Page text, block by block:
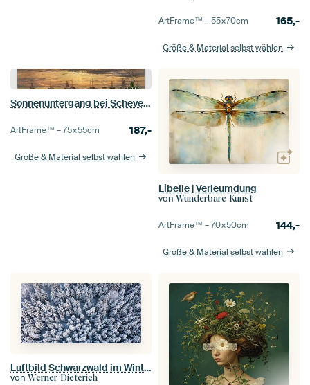
ArtFrame™ –55×70cm 165,-
Größe & Material selbst wählen
Sonnenuntergang bei Scheveningen, Hendrik Willem Mesdag
ArtFrame™ –75×55cm 187,-
Größe & Material selbst wählen
Libelle | Verleumdung
von Wunderbare Kunst
ArtFrame™ –70×50cm 144,-
Größe & Material selbst wählen
Luftbild Schwarzwald im Winter
von Werner Dieterich